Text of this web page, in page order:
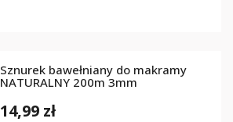
Sznurek bawełniany do makramy
NATURALNY 200m 3mm
14,99 zł